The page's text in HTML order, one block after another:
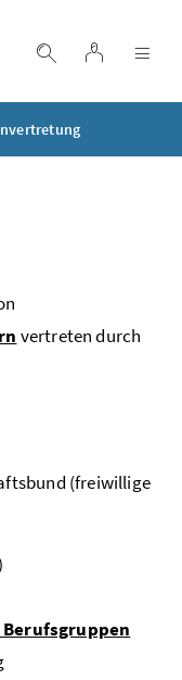
SucheLogin
vertreten durch
(freiwillige